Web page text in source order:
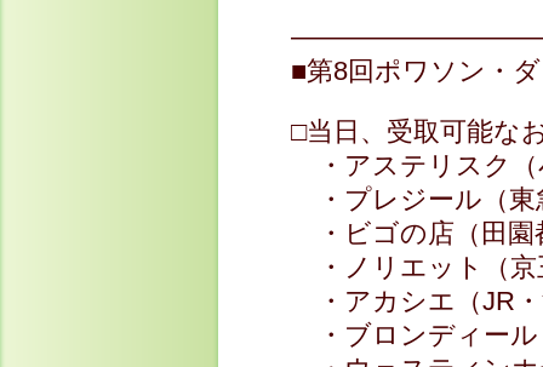
■第8回ポワソン・
□当日、受取可能な
・アステリスク（
・プレジール（東
・ビゴの店（田園
・ノリエット（京
・アカシエ（JR
・ブロンディール